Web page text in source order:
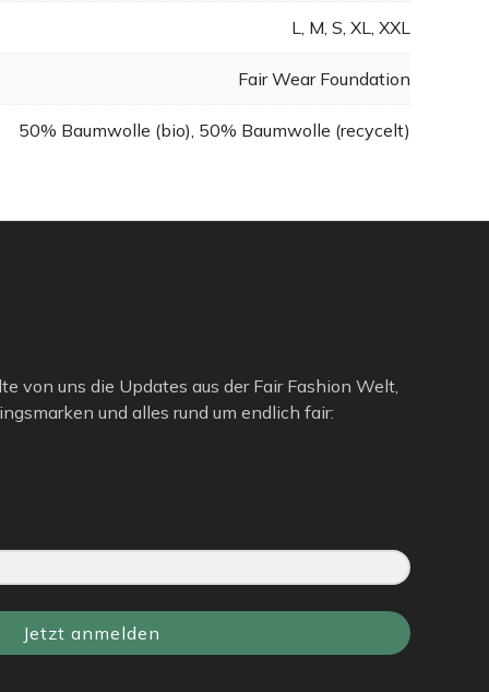
L, M, S, XL, XXL
Fair Wear Foundation
50% Baumwolle (bio), 50% Baumwolle (recycelt)
von uns die Updates aus der Fair Fashion Welt,
und alles rund um endlich fair:
Jetzt anmelden